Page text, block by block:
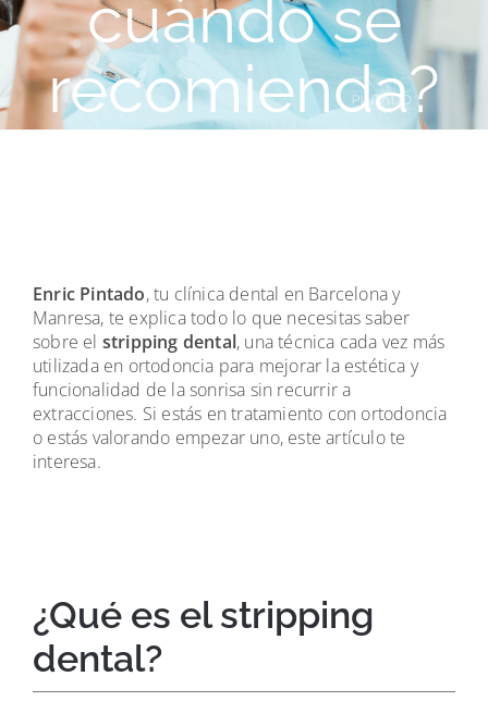
cuándo se
recomienda?
Enric Pintado, tu clínica dental en Barcelona y
Manresa, te explica todo lo que necesitas saber
sobre el stripping dental, una técnica cada vez más
utilizada en ortodoncia para mejorar la estética y
funcionalidad de la sonrisa sin recurrir a
extracciones. Si estás en tratamiento con ortodoncia
o estás valorando empezar uno, este artículo te
interesa.
¿Qué es el stripping
dental?